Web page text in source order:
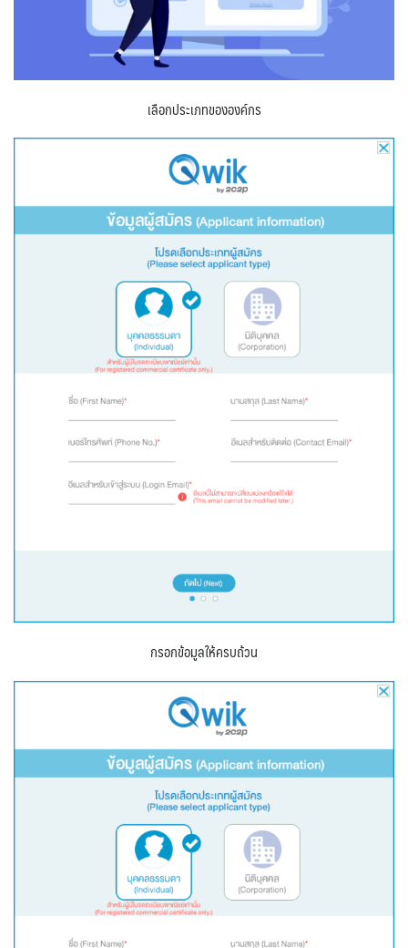
เลือกประเภทขององค์กร
กรอกข้อมูลให้ครบถ้วน